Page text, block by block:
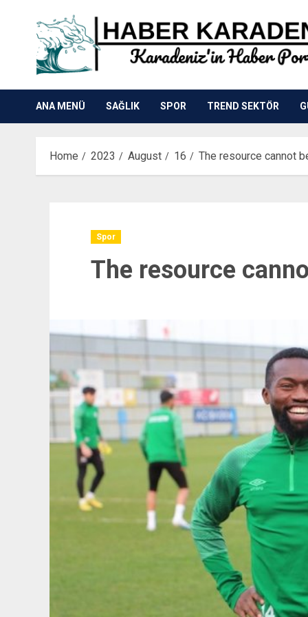
ANA MENÜ SAĞLIK SPOR TREND SEKTÖR
Home 2023 August 16 The resource cannot
Spor
The resource